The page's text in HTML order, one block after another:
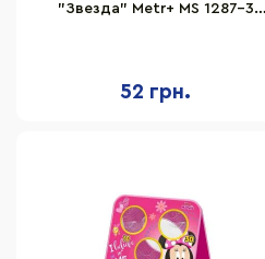
"Звезда" Metr+ MS 1287-3
52 грн.